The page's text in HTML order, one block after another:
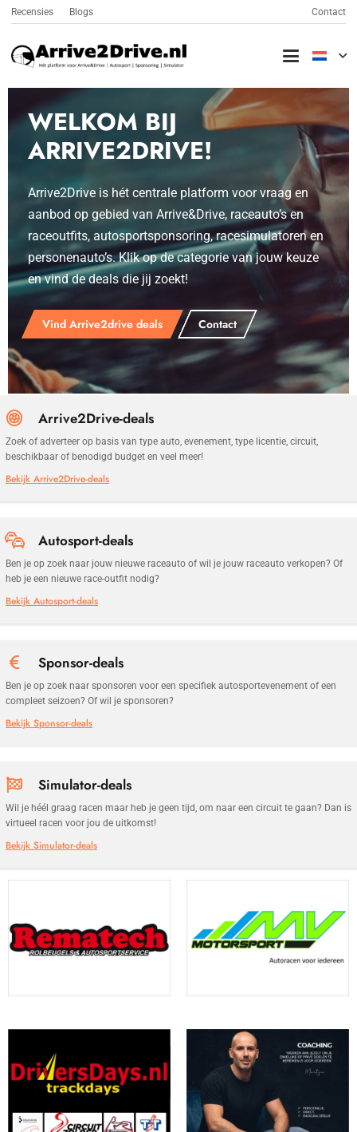
Recensies Blogs Contact
WELKOM BIJ
ARRIVE2DRIVE!
Arrive2Drive is hét centrale platform voor vraag en
aanbod op gebied van Arrive&Drive, raceauto’s en
raceoutfits, autosportsponsoring, racesimulatoren en
personenauto’s. Klik op de categorie van jouw keuze
en vind de deals die jij zoekt!
Vind Arrive2drive deals Contact
Arrive2Drive-deals
Zoek of adverteer op basis van type auto, evenement, type licentie, circuit,
beschikbaar of benodigd budget en veel meer!
Bekijk Arrive2Drive-deals
Autosport-deals
Ben je op zoek naar jouw nieuwe raceauto of wil je jouw raceauto verkopen? Of
heb je een nieuwe race-outfit nodig?
Bekijk Autosport-deals
Sponsor-deals
Ben je op zoek naar sponsoren voor een specifiek autosportevenement of een
compleet seizoen? Of wil je sponsoren?
Bekijk Sponsor-deals
Simulator-deals
Wil je héél graag racen maar heb je geen tijd, om naar een circuit te gaan? Dan is
virtueel racen voor jou de uitkomst!
Bekijk Simulator-deals